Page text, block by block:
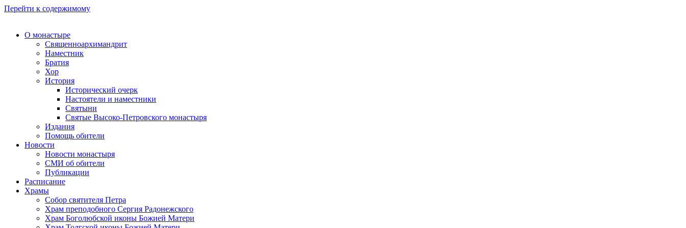
Перейти к содержимому
О монастыре
Священноархимандрит
Наместник
Братия
Хор
История
Исторический очерк
Настоятели и наместники
Святыни
Святые Высоко-Петровского монастыря
Издания
Помощь обители
Новости
Новости монастыря
СМИ об обители
Публикации
Расписание
Храмы
Собор святителя Петра
Храм преподобного Сергия Радонежского
Храм Боголюбской иконы Божией Матери